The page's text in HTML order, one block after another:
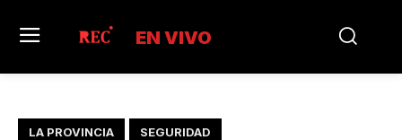
EN VIVO
LA PROVINCIA SEGURIDAD